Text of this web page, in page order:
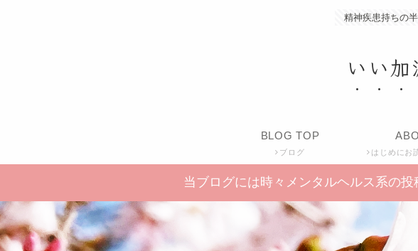
精神疾患持ちの
いい
BLOG TOP
ブログ はじめにお
当ブログには時々メンタルヘルス系の